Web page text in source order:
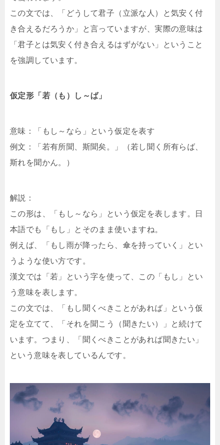
この文では、「どうして君子（立派な人）と気安く付
き合えるだろうか」と言っていますが、実際の意味は
「君子とは気安く付き合えるはずがない」ということ
を強調しています。
仮定形「若（も）し～ば」
意味：「もし～なら」という仮定を表す
例文：「若有所聞、斯聞矣。」（若し聞く所有らば、
斯れを聞かん。）
解説：
この形は、「もし～なら」という仮定を表します。日
本語でも「もし」とそのまま使いますね。
例えば、「もし雨が降ったら、傘を持っていく」とい
うような使い方です。
漢文では「若」という字を使って、この「もし」とい
う意味を表します。
この文では、「もし聞くべきことがあれば」という仮
定を立てて、「それを聞こう（聞きたい）」と続けて
います。つまり、「聞くべきことがあれば聞きたい」
という意味を表しているんです。